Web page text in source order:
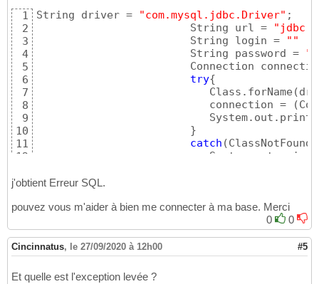
1
2
3
4
5
6
7
8
9
10
11
12
14
16
18
19
20
21
String driver = "com.mysql.jdbc.Driver" ;
			String url =
			String login =
""
			String password =
Connection
try{
			   Class.forName
(
			   connection =
(
}
catch (
//Cf. Comment
}
Exception e){
j'obtient Erreur SQL.
pouvez vous m'aider à bien me connecter à ma base. Merci
0
0
Cincinnatus, le 27/09/2020 à 12h00 #5
Et quelle est l'exception levée ?